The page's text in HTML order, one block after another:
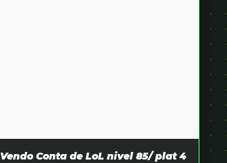
Vendo Conta de LoL nivel 85/ plat 4